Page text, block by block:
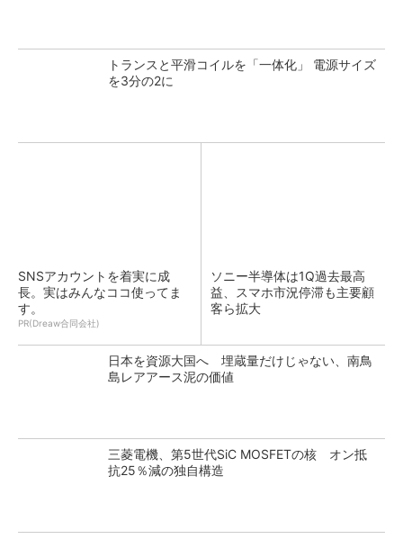
トランスと平滑コイルを「一体化」 電源サイズ
を3分の2に
SNSアカウントを着実に成
長。実はみんなココ使ってま
す。
PR(Dreaw合同会社)
ソニー半導体は1Q過去最高
益、スマホ市況停滞も主要顧
客ら拡大
日本を資源大国へ 埋蔵量だけじゃない、南鳥
島レアアース泥の価値
三菱電機、第5世代SiC MOSFETの核 オン抵
抗25％減の独自構造